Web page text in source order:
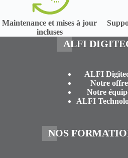
Maintenance et mises à jour
incluses
ALFI
ALFI
Notre offre
Notre
ALFI
NOS